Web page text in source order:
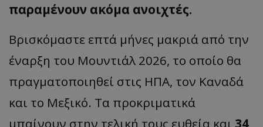
παραμένουν ακόμα ανοιχτές.
Βρισκόμαστε επτά μήνες μακριά από την
έναρξη του Μουντιάλ 2026, το οποίο θα
πραγματοποιηθεί στις ΗΠΑ, τον Καναδά
και το Μεξικό. Τα προκριματικά
μπαίνουν στην τελική τους ευθεία και 34